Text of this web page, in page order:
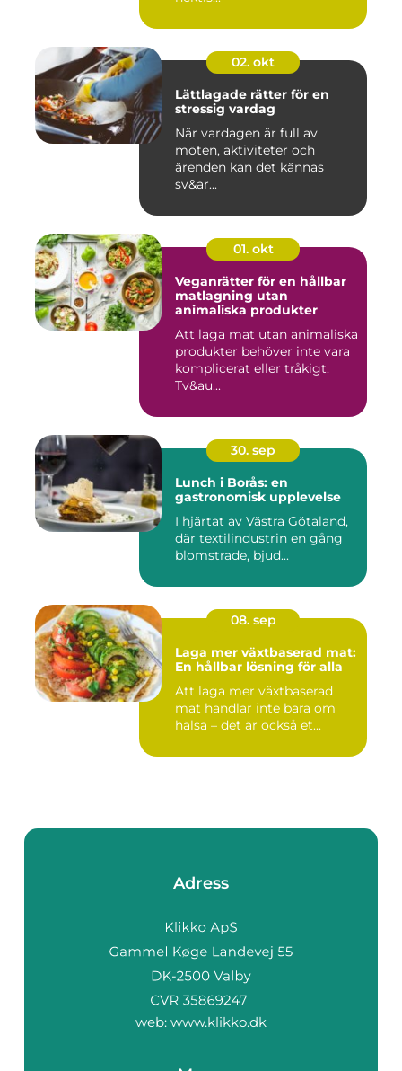
02. okt
Lättlagade rätter för en
stressig vardag
När vardagen är full av
möten, aktiviteter och
ärenden kan det kännas
sv&ar...
01. okt
Veganrätter för en hållbar
matlagning utan
animaliska produkter
Att laga mat utan animaliska
produkter behöver inte vara
komplicerat eller tråkigt.
Tv&au...
30. sep
Lunch i Borås: en
gastronomisk upplevelse
I hjärtat av Västra Götaland,
där textilindustrin en gång
blomstrade, bjud...
08. sep
Laga mer växtbaserad mat:
En hållbar lösning för alla
Att laga mer växtbaserad
mat handlar inte bara om
hälsa – det är också et...
Adress
web: www.klikko.dk